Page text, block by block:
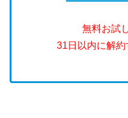
無料お試
31日以内に解約